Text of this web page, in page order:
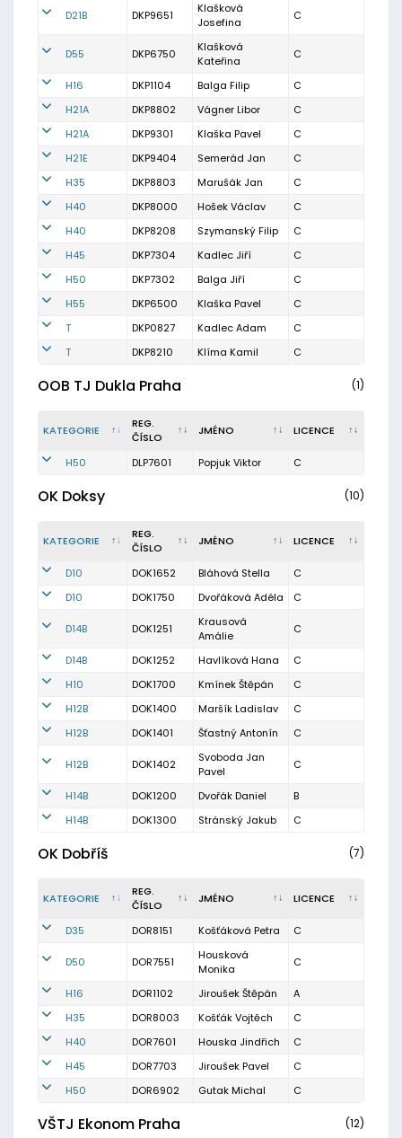
D21B DKP9651
Klašková
Josefina
C
D55 DKP6750
Klašková
Kateřina
C
H16 DKP1104 Balga Filip
C
H21A
DKP8802 Vágner Libor
C
H21A
DKP9301 Klaška Pavel
C
H21E
DKP9404 Semerád Jan
C
H35
DKP8803 Marušák Jan
C
H40
DKP8000 Hošek Václav
C
H40
DKP8208 Szymanský Filip
C
H45
DKP7304 Kadlec Jiří
C
H50
DKP7302 Balga Jiří
C
H55
DKP6500 Klaška Pavel
C
T
DKP0827 Kadlec Adam
C
T
DKP8210 Klíma Kamil C
OOB TJ Dukla Praha (1)
KATEGORIE
REG.
ČÍSLO
JMÉNO LICENCE
H50 DLP7601 Popjuk Viktor C
OK Doksy (10)
KATEGORIE
REG.
ČÍSLO
JMÉNO LICENCE
D10 DOK1652 Bláhová Stella
C
D10
DOK1750 Dvořáková Adéla C
D14B DOK1251
Krausová
Amálie
C
D14B DOK1252 Havlíková Hana
C
H10
DOK1700 Kmínek Štěpán
C
H12B
DOK1400 Maršík Ladislav
C
H12B
DOK1401 Šťastný Antonín C
H12B DOK1402
Svoboda Jan
Pavel
C
H14B DOK1200 Dvořák Daniel
B
H14B
DOK1300 Stránský Jakub C
OK Dobříš (7)
KATEGORIE
REG.
ČÍSLO
JMÉNO LICENCE
D35 DOR8151 Košťáková Petra C
D50 DOR7551
Housková
Monika
C
H16 DOR1102 Jiroušek Štěpán
A
H35
DOR8003 Košťák Vojtěch
C
H40
DOR7601 Houska Jindřich
C
H45
DOR7703 Jiroušek Pavel
C
H50
DOR6902 Gutak Michal C
VŠTJ Ekonom Praha (12)